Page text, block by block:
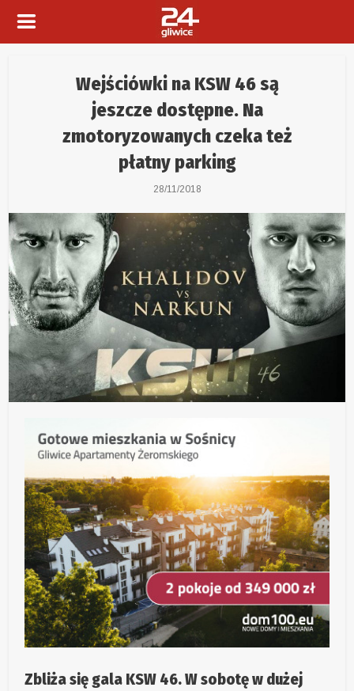
Wejściówki na KSW 46 są
jeszcze dostępne. Na
zmotoryzowanych czeka też
płatny parking
28/11/2018
Zbliża się gala KSW 46. W sobotę w dużej